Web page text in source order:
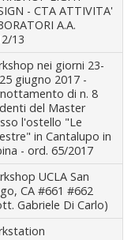
- CTA ATTIVITA'
A.A.
13
nei giorni 23-
giugno 2017 -
di n. 8
del Master
l'ostello "Le
in Cantalupo in
- ord. 65/2017
UCLA San
CA #661 #662
Gabriele Di Carlo)